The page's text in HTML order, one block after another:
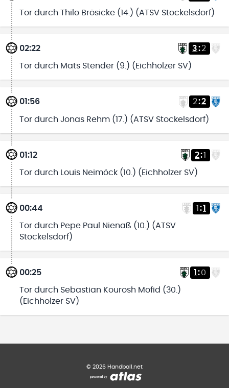
Tor durch Thilo Brösicke (14.) (ATSV Stockelsdorf)
02:22 3:2
Tor durch Mats Stender (9.) (Eichholzer SV)
01:56 2:2
Tor durch Jonas Rehm (17.) (ATSV Stockelsdorf)
01:12 2:1
Tor durch Louis Neimöck (10.) (Eichholzer SV)
00:44 1 :1
Tor durch Pepe Paul Nienaß (10.) (ATSV
Stockelsdorf)
00:25 1 :0
Tor durch Sebastian Kourosh Mofid (30.)
(Eichholzer SV)
© 2026 Handball.net